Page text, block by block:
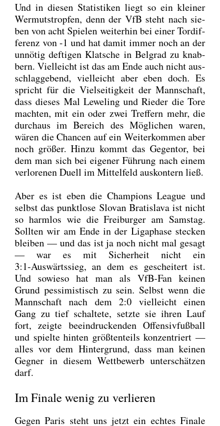
Und in die­sen Sta­tis­ti­ken liegt so ein klei­ner
Wer­muts­trop­fen, denn der VfB steht nach sie­
ben von acht Spie­len wei­ter­hin bei einer Tor­dif­
fe­renz von ‑1 und hat damit immer noch an der
unnö­tig def­ti­gen Klat­sche in Bel­grad zu knab­
bern. Viel­leicht ist das am Ende auch nicht aus­
schlag­ge­bend, viel­leicht aber eben doch. Es
spricht für die Viel­sei­tig­keit der Mann­schaft,
dass die­ses Mal Lewe­ling und Rie­der die Tore
mach­ten, mit ein oder zwei Tref­fern mehr, die
durch­aus im Bereich des Mög­li­chen waren,
wären die Chan­cen auf ein Wei­ter­kom­men aber
noch grö­ßer. Hin­zu kommt das Gegen­tor, bei
dem man sich bei eige­ner Füh­rung nach einem
ver­lo­re­nen Duell im Mit­tel­feld aus­kon­tern ließ.
Aber es ist eben die Cham­pi­ons League und
selbst das punkt­lo­se Slo­van Bra­tis­la­va ist nicht
so harm­los wie die Frei­bur­ger am Sams­tag.
Soll­ten wir am Ende in der Liga­pha­se ste­cken
blei­ben — und das ist ja noch nicht mal gesagt
— war es mit Sicher­heit nicht ein
3:1‑Auswärtssieg, an dem es geschei­tert ist.
Und sowie­so hat man als VfB-Fan kei­nen
Grund pes­si­mis­tisch zu sein. Selbst wenn die
Mann­schaft nach dem 2:0 viel­leicht einen
Gang zu tief schal­te­te, setz­te sie ihren Lauf
fort, zeig­te beein­dru­cken­den Offen­siv­fuß­ball
und spiel­te hin­ten größ­ten­teils kon­zen­triert —
alles vor dem Hin­ter­grund, dass man kei­nen
Geg­ner in die­sem Wett­be­werb unter­schät­zen
darf.
Im Finale wenig zu verlieren
Gegen Paris steht uns jetzt ein ech­tes Fina­le